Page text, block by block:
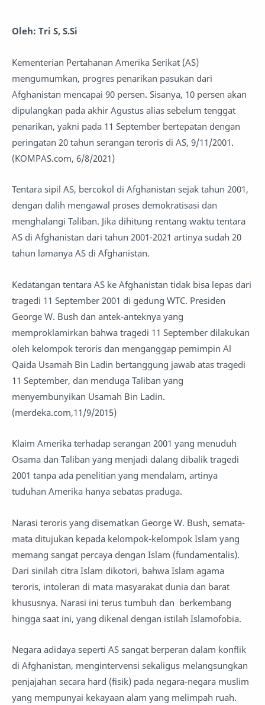
Oleh: Tri S, S.Si
Kementerian Pertahanan Amerika Serikat (AS)
mengumumkan, progres penarikan pasukan dari
Afghanistan mencapai 90 persen. Sisanya, 10 persen akan
dipulangkan pada akhir Agustus alias sebelum tenggat
penarikan, yakni pada 11 September bertepatan dengan
peringatan 20 tahun serangan teroris di AS, 9/11/2001.
(KOMPAS.com, 6/8/2021)
Tentara sipil AS, bercokol di Afghanistan sejak tahun 2001,
dengan dalih mengawal proses demokratisasi dan
menghalangi Taliban. Jika dihitung rentang waktu tentara
AS di Afghanistan dari tahun 2001-2021 artinya sudah 20
tahun lamanya AS di Afghanistan.
Kedatangan tentara AS ke Afghanistan tidak bisa lepas dari
tragedi 11 September 2001 di gedung WTC. Presiden
George W. Bush dan antek-anteknya yang
memproklamirkan bahwa tragedi 11 September dilakukan
oleh kelompok teroris dan menganggap pemimpin Al
Qaida Usamah Bin Ladin bertanggung jawab atas tragedi
11 September, dan menduga Taliban yang
menyembunyikan Usamah Bin Ladin.
(merdeka.com,11/9/2015)
Klaim Amerika terhadap serangan 2001 yang menuduh
Osama dan Taliban yang menjadi dalang dibalik tragedi
2001 tanpa ada penelitian yang mendalam, artinya
tuduhan Amerika hanya sebatas praduga.
Narasi teroris yang disematkan George W. Bush, semata-
mata ditujukan kepada kelompok-kelompok Islam yang
memang sangat percaya dengan Islam (fundamentalis).
Dari sinilah citra Islam dikotori, bahwa Islam agama
teroris, intoleran di mata masyarakat dunia dan barat
khususnya. Narasi ini terus tumbuh dan berkembang
hingga saat ini, yang dikenal dengan istilah Islamofobia.
Negara adidaya seperti AS sangat berperan dalam konflik
di Afghanistan, mengintervensi sekaligus melangsungkan
penjajahan secara hard (fisik) pada negara-negara muslim
yang mempunyai kekayaan alam yang melimpah ruah.